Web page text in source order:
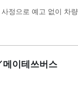
정으로 예고 없이 차
이테쓰버스